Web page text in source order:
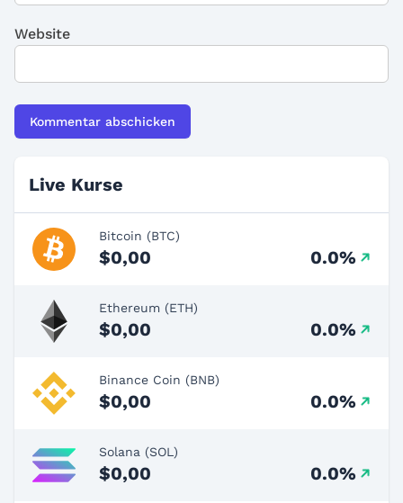
Website
Live Kurse
Bitcoin (BTC)
$0,00 0.0%
Ethereum (ETH)
$0,00 0.0%
Binance Coin (BNB)
$0,00 0.0%
Solana (SOL)
$0,00 0.0%